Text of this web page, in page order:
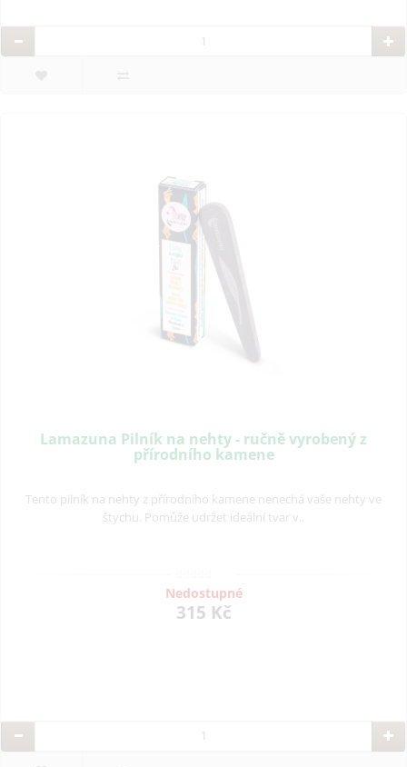
Lamazuna Pilník na nehty - ručně vyrobený z
přírodního kamene
Tento pilník na nehty z přírodního kamene nenechá vaše nehty ve
štychu. Pomůže udržet ideální tvar v..
Nedostupné
315 Kč